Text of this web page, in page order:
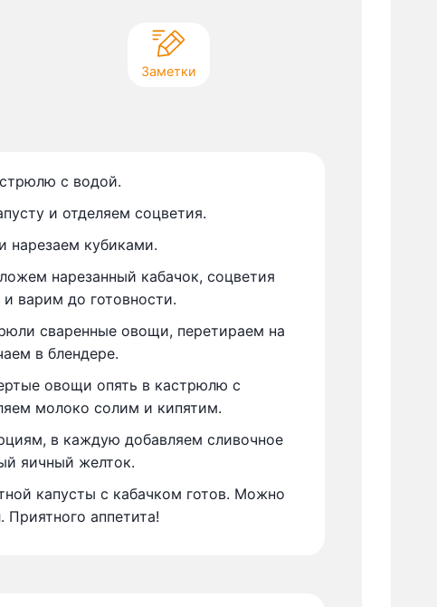
Заметки
с водой.
и отделяем соцветия.
нарезаем кубиками.
нарезанный кабачок, соцветия
варим до готовности.
сваренные овощи, перетираем на
в блендере.
овощи опять в кастрюлю с
молоко солим и кипятим.
в каждую добавляем сливочное
яичный желток.
капусты с кабачком готов. Можно
Приятного аппетита!